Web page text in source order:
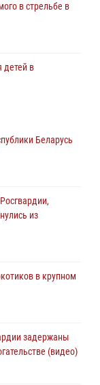
в стрельбе в
детей в
и
Росгвардии
учениях
Беларусь
из
в крупном
задержаны
(видео)